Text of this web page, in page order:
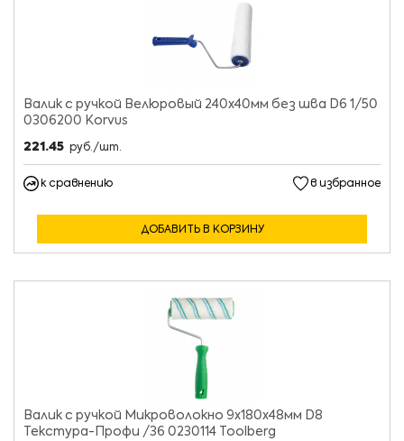
Валик с ручкой Велюровый 240х40мм без шва D6 1/50
0306200 Korvus
221.45 руб./шт.
к сравнению в избранное
ДОБАВИТЬ В КОРЗИНУ
Валик с ручкой Микроволокно 9х180х48мм D8
Текстура-Профи /36 0230114 Toolberg